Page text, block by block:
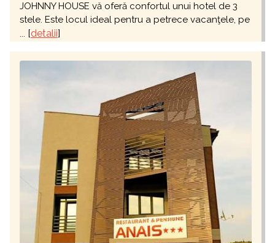
JOHNNY HOUSE vă oferă confortul unui hotel de 3
stele. Este locul ideal pentru a petrece vacanţele, pe
... [detalii]